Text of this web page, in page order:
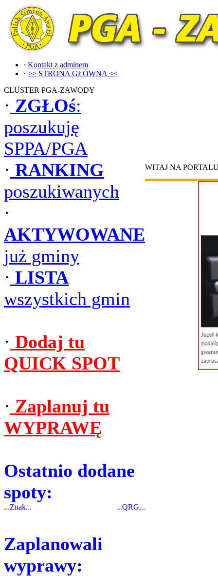
· Kontakt z adminem
· >> STRONA GŁÓWNA <<
CLUSTER PGA-ZAWODY
· ZGŁOś:
poszukuję
SPPA/PGA
· RANKING
poszukiwanych
·
AKTYWOWANE
już gminy
· LISTA
wszystkich gmin
· Dodaj tu
QUICK SPOT
· Zaplanuj tu
WYPRAWĘ
Ostatnio dodane
spoty:
...Znak... ...QRG...
Zaplanowali
wyprawy:
WITAJ NA